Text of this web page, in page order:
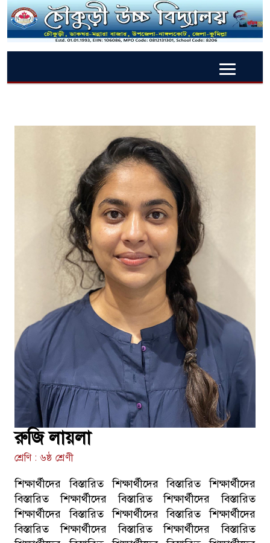
রুজি লায়লা
শ্রেণি : ৬ষ্ঠ শ্রেণী
শিক্ষার্থীদের বিস্তারিত শিক্ষার্থীদের বিস্তারিত শিক্ষার্থীদের
বিস্তারিত শিক্ষার্থীদের বিস্তারিত শিক্ষার্থীদের বিস্তারিত
শিক্ষার্থীদের বিস্তারিত শিক্ষার্থীদের বিস্তারিত শিক্ষার্থীদের
বিস্তারিত শিক্ষার্থীদের বিস্তারিত শিক্ষার্থীদের বিস্তারিত